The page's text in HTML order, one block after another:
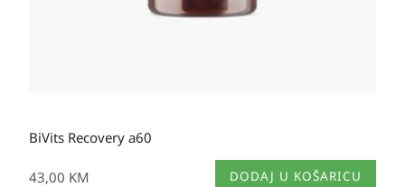
BiVits Recovery a60
43,00 KM DODAJ U KOŠARICU